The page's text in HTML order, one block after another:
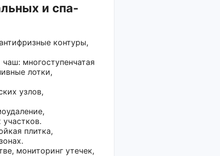
и спа-
контуры,
многоступенчатая
лотки,
узлов,
плитка,
мониторинг утечек,